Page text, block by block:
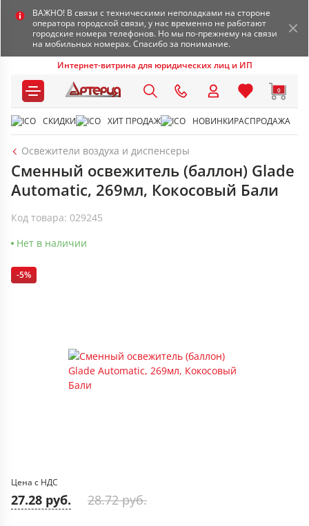
ВАЖНО! В связи с техническими неполадками на стороне
оператора городской связи, у нас временно не работают
городские номера телефонов. Но мы по-прежнему на связи
на мобильных номерах. Спасибо за понимание.
Интернет-витрина для юридических лиц и ИП
0
СКИДКИ ХИТ ПРОДАЖ НОВИНКИРАСПРОДАЖА
Освежители воздуха и диспенсеры
Сменный освежитель (баллон) Glade
Automatic, 269мл, Кокосовый Бали
Код товара: 029245
Нет в наличии
-5%
Цена с НДС
27.28 руб. 28.72 руб.